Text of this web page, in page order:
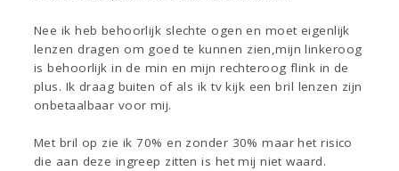
Nee ik heb behoorlijk slechte ogen en moet eigenlijk
lenzen dragen om goed te kunnen zien,mijn linkeroog
is behoorlijk in de min en mijn rechteroog flink in de
plus. Ik draag buiten of als ik tv kijk een bril lenzen zijn
onbetaalbaar voor mij.
Met bril op zie ik 70% en zonder 30% maar het risico
die aan deze ingreep zitten is het mij niet waard.